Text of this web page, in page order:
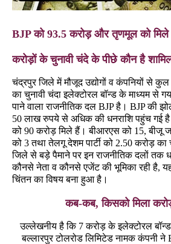
BJP को 93.5 करोड़ और तृणमूल को मिले
करोड़ों के चुनावी चंदे के पीछे कौन है
चंद्रपुर जिले में मौजूद उद्योगों व कंपनियों से
का चुनावी चंदा इलेक्टोरल बॉन्ड के माध्यम से
पाने वाला राजनीतिक दल BJP है। BJP की
50 लाख रुपये से अधिक की धनराशि पहुंच गई
को 90 करोड़ मिले हैं। बीआरएस को 15, बीजू
को 3 तथा तेलगू देशम पार्टी को 2.50 करोड़
जिले से बड़े पैमाने पर इन राजनीतिक दलों तक
कौनसे नेता व कौनसे एजेंट की भूमिका रही है,
चिंतन का विषय बना हुआ है।
कब-कब, किसको मिला
उल्लेखनीय है कि 7 करोड़ के इलेक्टोरल बॉन्ड
बल्लारपुर टोलरोड लिमिटेड नामक कंपनी ने